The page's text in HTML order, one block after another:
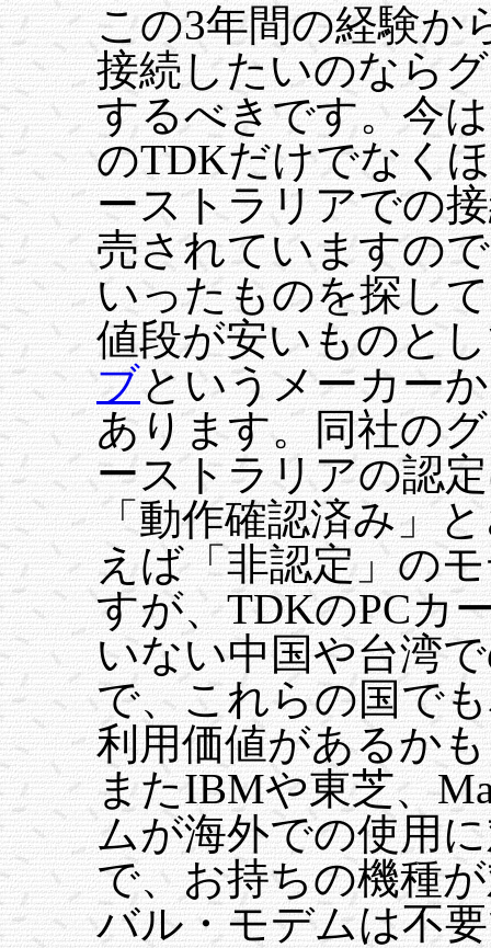
この3年間の経験か
接続したいのなら
するべきです。今
のTDKだけでなく
ーストラリアでの
売されていますの
いったものを探し
値段が安いものと
ブというメーカー
あります。同社の
ーストラリアの認
「動作確認済み」
えば「非認定」の
すが、TDKのPCカ
いない中国や台湾
で、これらの国で
利用価値があるか
またIBMや東芝、
ムが海外での使用
で、お持ちの機種
バル・モデムは不